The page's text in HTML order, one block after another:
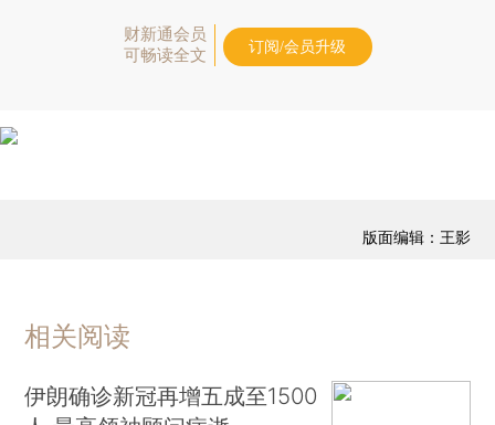
财新通会员
可畅读全文
订阅/会员升级
版面编辑：王影
相关阅读
伊朗确诊新冠再增五成至1500